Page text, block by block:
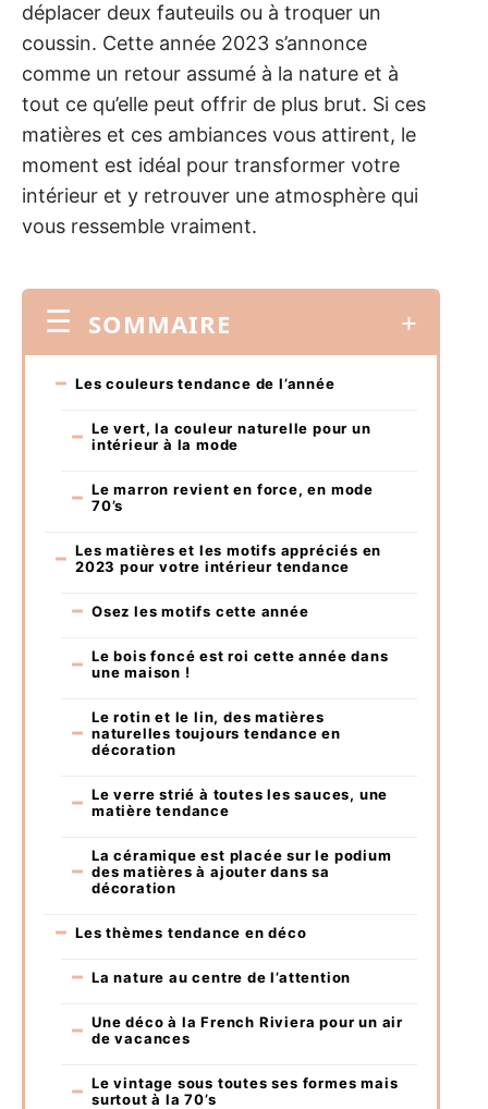
déplacer deux fauteuils ou à troquer un
coussin. Cette année 2023 s’annonce
comme un retour assumé à la nature et à
tout ce qu’elle peut offrir de plus brut. Si ces
matières et ces ambiances vous attirent, le
moment est idéal pour transformer votre
intérieur et y retrouver une atmosphère qui
vous ressemble vraiment.
SOMMAIRE
Les couleurs tendance de l’année
Le vert, la couleur naturelle pour un
intérieur à la mode
Le marron revient en force, en mode
70’s
Les matières et les motifs appréciés en
2023 pour votre intérieur tendance
Osez les motifs cette année
Le bois foncé est roi cette année dans
une maison !
Le rotin et le lin, des matières
naturelles toujours tendance en
décoration
Le verre strié à toutes les sauces, une
matière tendance
La céramique est placée sur le podium
des matières à ajouter dans sa
décoration
Les thèmes tendance en déco
La nature au centre de l’attention
Une déco à la French Riviera pour un air
de vacances
Le vintage sous toutes ses formes mais
surtout à la 70’s